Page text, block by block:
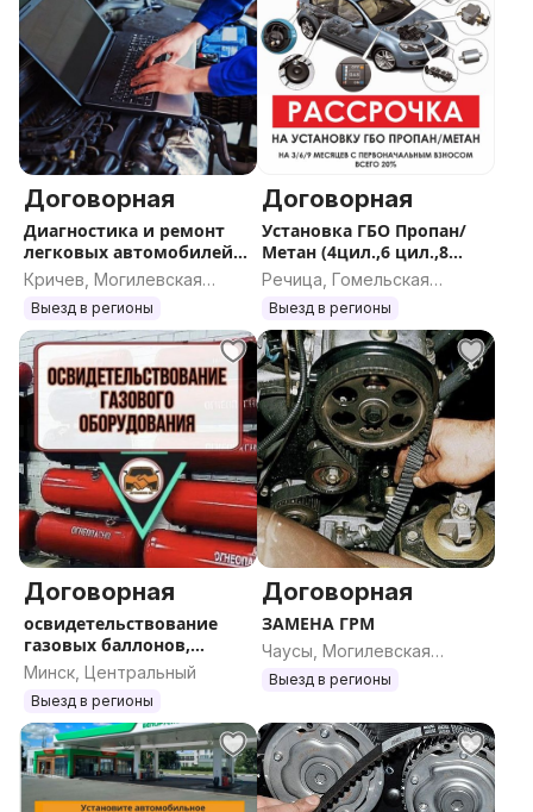
Договорная
Диагностика и ремонт
легковых автомобилей
СТО
Кричев, Могилевская
область
Выезд в регионы
Договорная
Установка ГБО Пропан/
Метан (4цил.,6 цил.,8
цил.), ремонт. демонтаж
старого оборудования
Речица, Гомельская
область
Выезд в регионы
Договорная
освидетельствование
газовых баллонов,
оформление докментов
Минск, Центральный
Выезд в регионы
Договорная
ЗАМЕНА ГРМ
Чаусы, Могилевская
область
Выезд в регионы